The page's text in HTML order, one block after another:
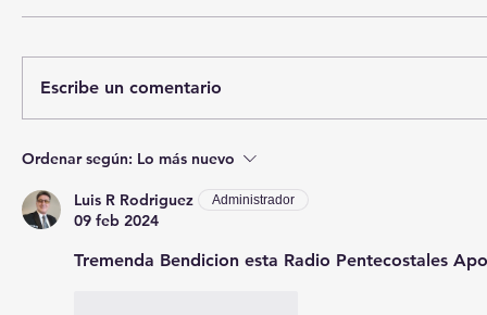
Escribe un comentario
Ordenar según: Lo más nuevo
Luis R Rodriguez Administrador
09 feb 2024
Tremenda Bendicion esta Radio Pentecostales